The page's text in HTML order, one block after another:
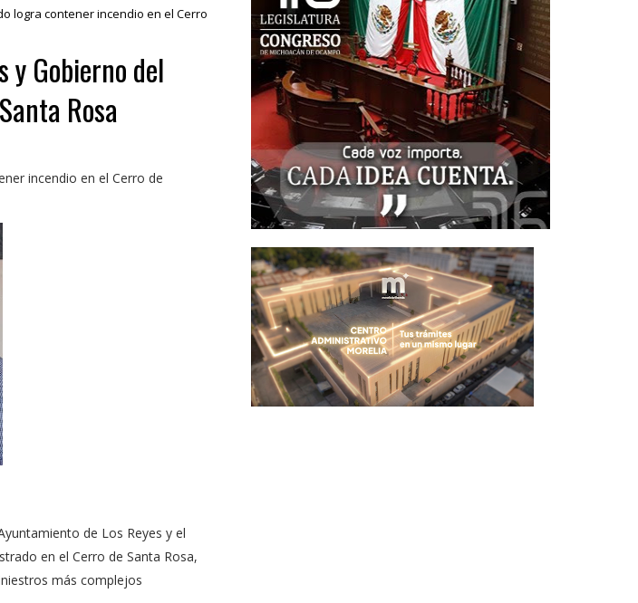
logra contener incendio en el Cerro
y Gobierno del
Rosa
incendio en el Cerro de
de Los Reyes y el
en el Cerro de Santa Rosa,
más complejos